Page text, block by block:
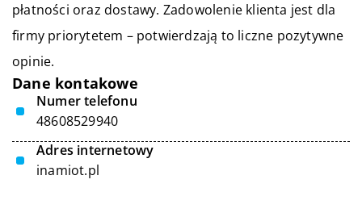
płatności oraz dostawy. Zadowolenie klienta jest dla
firmy priorytetem – potwierdzają to liczne pozytywne
opinie.
Dane kontakowe
Numer telefonu
48608529940
Adres internetowy
inamiot.pl